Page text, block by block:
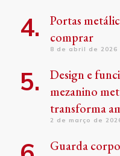
Portas
comprar
8 de abril de 2026
Design e
mezanino
transforma
2 de março de
Guarda